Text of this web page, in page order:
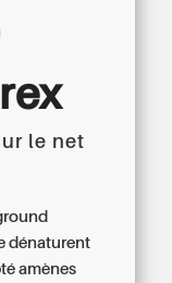
le net
dénaturent
amènes